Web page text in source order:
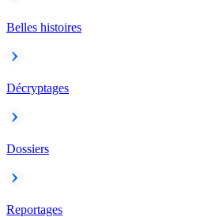
Belles histoires
Décryptages
Dossiers
Reportages